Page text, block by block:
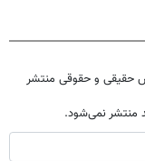
حقیقی و حقوقی منتشر
منتشر نمی‌شود.